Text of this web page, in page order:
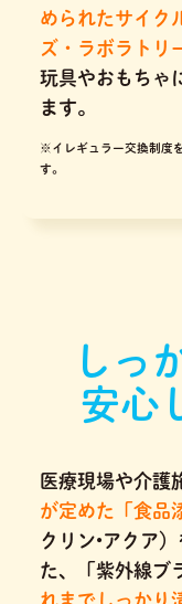
められたサイク
ズ・ラボラトリ
玩具やおもちゃ
ます。
※イレギュラー交換制度
す。
しっ
安心
医療現場や介護
が定めた「食品
クリン•アクア
た、「紫外線ブ